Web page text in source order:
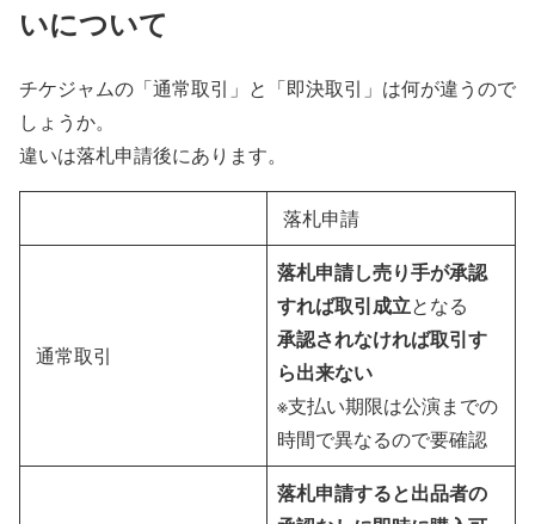
いについて
チケジャムの「通常取引」と「即決取引」は何が違うので
しょうか。
違いは落札申請後にあります。
落札申請
通常取引
落札申請し売り手が承認
すれば取引成立となる
承認されなければ取引す
ら出来ない
※支払い期限は公演までの
時間で異なるので要確認
落札申請すると出品者の